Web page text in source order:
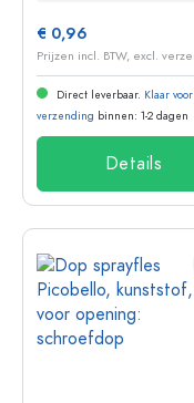
€ 0,96
Direct leverbaar. Klaar voor
verzending binnen: 1-2 dagen
Details